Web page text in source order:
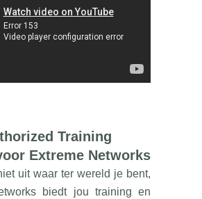
Training
Extreme Networks
uit waar ter wereld je bent,
biedt jou training en